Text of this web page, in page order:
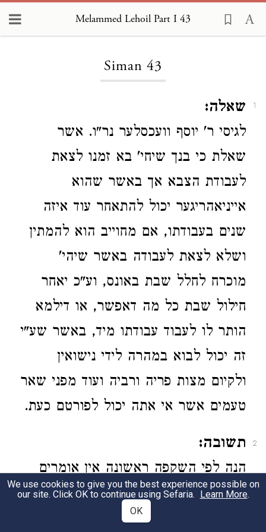
Melammed Lehoil Part I 43
Siman 43
1
שאלה:
לגיסי ר' יוסף וועכסלער נר"ו. אשר
שאלת כי בנך שיחי' בא זמנו לצאת
לעבודת הצבא אך באשר שהוא
אייניאהריגער יכול להתאחר עוד איזה
שנים בעבודתו, אם מחוייב הוא להמתין
ושלא לצאת לעבודה באשר שיהי'
מוכרח לחלל שבת באונס, וע"כ יאחר
חילול שבת כל מה דאפשר, או דילמא
הותר לו לעבוד עבודתו מיד, באשר שע"י
זה יכול לבוא במהרה לידי נישואין
ולקיום מצות פריה ורביה ועוד מפני שאר
טעמים אשר אי אתה יכול לפורטם כעת.
2
תשובה:
הנה לפי השקפה ראשונה אין אומרים
לאדם חלל שבת זה כדי שתוכל לשמור
שבת אחר או חלל השבתות בשנה זו
We use cookies to give you the best experience possible on
our site. Click OK to continue using Sefaria. Learn More.
OK